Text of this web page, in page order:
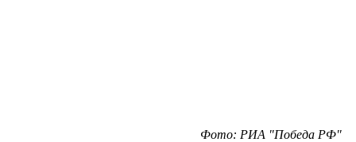
Фото: РИА "Победа РФ"